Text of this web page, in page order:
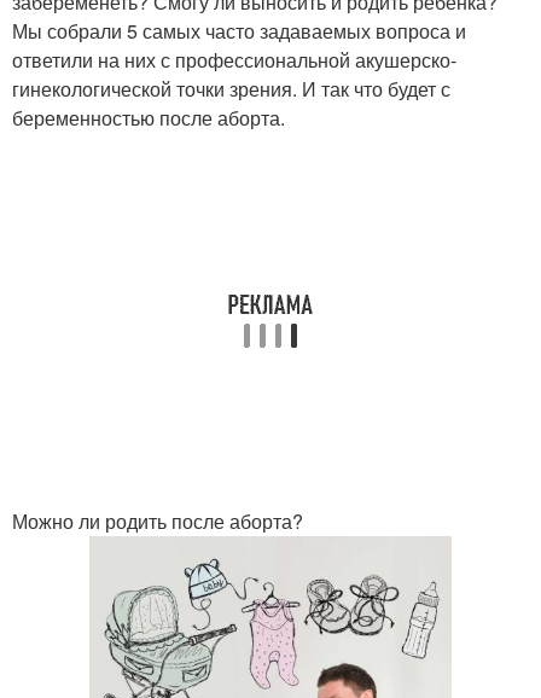
Мы собрали 5 самых часто задаваемых вопроса и
ответили на них с профессиональной акушерско-
гинекологической точки зрения. И так что будет с
беременностью после аборта.
Можно ли родить после аборта?